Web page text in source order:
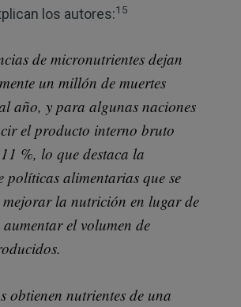
los autores:15
de micronutrientes dejan
un millón de muertes
año, y para algunas naciones
el producto interno bruto
%, lo que destaca la
políticas alimentarias que se
mejorar la nutrición en lugar de
aumentar el volumen de
obtienen nutrientes de una